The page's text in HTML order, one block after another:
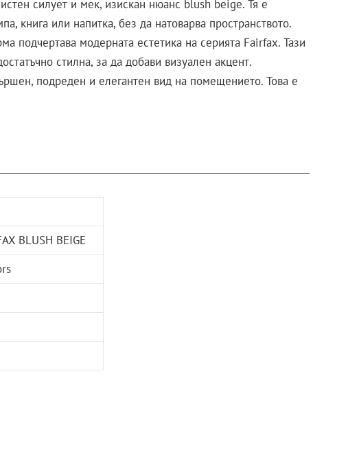
силует и мек, изискан нюанс blush beige. Тя е
книга или напитка, без да натоварва пространството.
подчертава модерната естетика на серията Fairfax. Тази
стилна, за да добави визуален акцент.
подреден и елегантен вид на помещението. Това е
BLUSH BEIGE